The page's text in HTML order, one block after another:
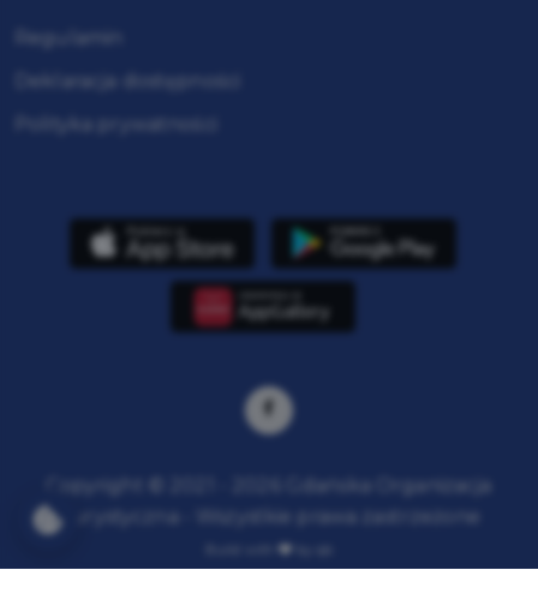
Regulamin
Deklaracja dostępności
Polityka prywatności
Copyright © 2021 - 2026 Gdańska Organizacja
Turystyczna - Wszystkie prawa zastrzeżone